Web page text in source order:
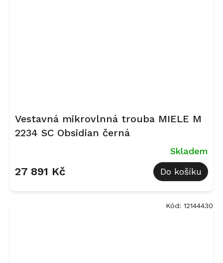
Vestavná mikrovlnná trouba MIELE M
2234 SC Obsidian černá
Skladem
27 891 Kč Do košíku
Kód: 12144430